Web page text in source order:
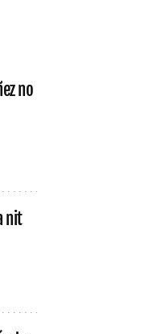
no
nit